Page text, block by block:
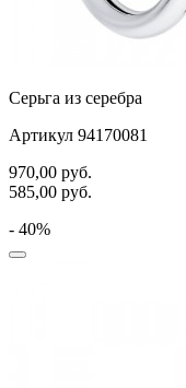
Серьга из серебра
Артикул 94170081
970,00 руб.
585,00 руб.
- 40%